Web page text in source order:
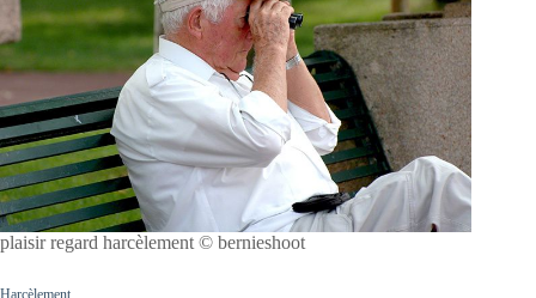
plaisir regard harcèlement © bernieshoot
Harcèlement